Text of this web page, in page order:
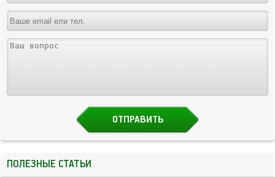
ПОЛЕЗНЫЕ СТАТЬИ